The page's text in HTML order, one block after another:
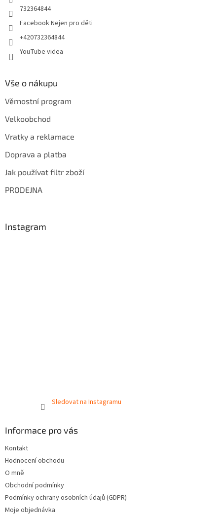
732364844
Facebook Nejen pro děti
+420732364844
YouTube videa
Vše o nákupu
Věrnostní program
Velkoobchod
Vratky a reklamace
Doprava a platba
Jak používat filtr zboží
PRODEJNA
Instagram
Sledovat na Instagramu
Informace pro vás
Kontakt
Hodnocení obchodu
O mně
Obchodní podmínky
Podmínky ochrany osobních údajů (GDPR)
Moje objednávka